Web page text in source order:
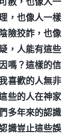
，也像人一樣
險狡詐，也像
，人能有這些
嗎？這樣的信
喜歡的人無非
些的人在神家
多年來的認識
識豈止這些誤